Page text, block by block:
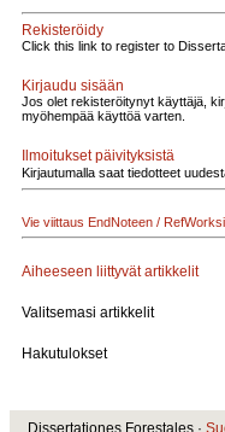
Rekisteröidy
Click this link to register to
Kirjaudu sisään
Jos olet rekisteröitynyt käyttäjä,
myöhempää käyttöä varten.
Ilmoitukset päivityksistä
Kirjautumalla saat tiedotteet
Vie viittaus EndNoteen /
Aiheeseen liittyvät artikkelit
Valitsemasi artikkelit
Hakutulokset
Dissertationes Forestales ·